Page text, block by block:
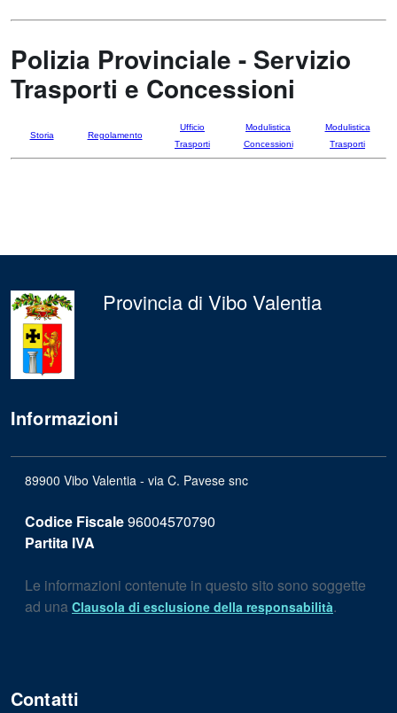
Polizia Provinciale - Servizio
Trasporti e Concessioni
Storia Regolamento
Ufficio
Trasporti
Modulistica
Concessioni
Modulistica
Trasporti
Provincia di Vibo Valentia
Informazioni
89900 Vibo Valentia - via C. Pavese snc
Codice Fiscale96004570790
Partita IVA
Le informazioni contenute in questo sito sono soggette
ad una Clausola di esclusione della responsabilità.
Contatti